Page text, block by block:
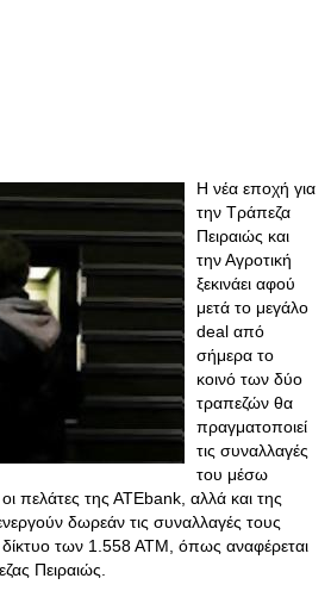
Η νέα εποχή για
την Τράπεζα
Πειραιώς και
την Αγροτική
ξεκινάει αφού
μετά το μεγάλο
deal από
σήμερα το
κοινό των δύο
τραπεζών θα
πραγματοποιεί
τις συναλλαγές
του μέσω
πελάτες της ΑΤΕbank, αλλά και της
δωρεάν τις συναλλαγές τους
των 1.558 ΑΤΜ, όπως αναφέρεται
Πειραιώς.